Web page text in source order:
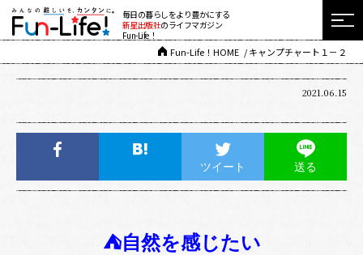
毎日の暮らしをより豊かにする
新星出版社のライフマガジン
Fun-Life！
Fun-Life！HOME キャンプチャート１－２
2021.06.15
ツイート 送る
⛺自然を感じたい